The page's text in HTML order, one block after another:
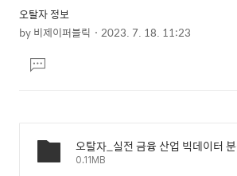
세
컨
텐
츠
제
목
오탈자 정보
by비제이퍼블릭 2023. 7. 18. 11:23
문댓
글
오탈자_실전 금융 산업 빅데이터
0.11MB